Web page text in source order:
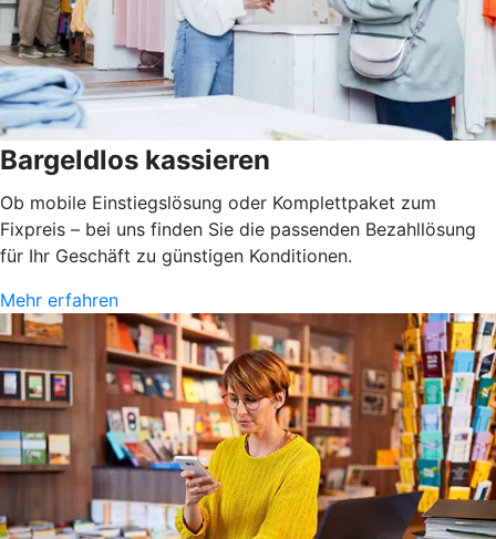
Bargeldlos kassieren
Ob mobile Einstiegslösung oder Komplettpaket zum
Fixpreis – bei uns finden Sie die passenden Bezahllösung
für Ihr Geschäft zu günstigen Konditionen.
Mehr erfahren